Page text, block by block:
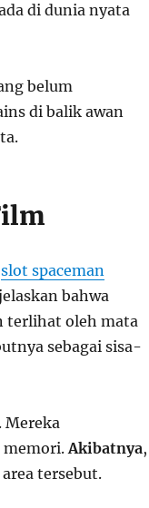
di dunia nyata
belum
di balik awan
slot spaceman
bahwa
terlihat oleh mata
sebagai sisa-
Mereka
memori.Akibatnya,
tersebut.